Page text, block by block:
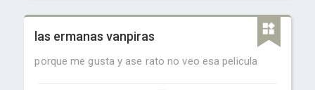
las ermanas vanpiras
porque me gusta y ase rato no veo esa pelicula